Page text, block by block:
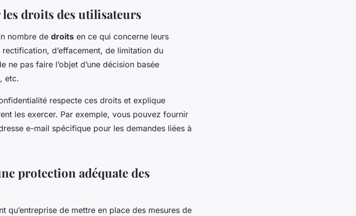
les droits des utilisateurs
nombre de droits en ce qui concerne leurs
d’effacement, de limitation du
ne pas faire l’objet d’une décision basée
etc.
respecte ces droits et explique
les exercer. Par exemple, vous pouvez fournir
e-mail spécifique pour les demandes liées à
protection adéquate des
qu’entreprise de mettre en place des mesures de